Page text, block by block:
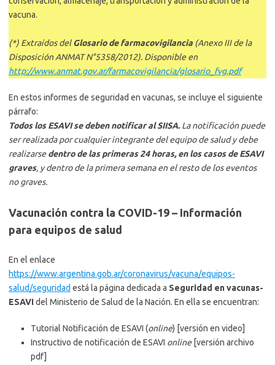
vacuna.
(*) Extraídos delGlosario de farmacovigilancia (Anexo III de la
Disposición ANMAT N°5358/2012). Disponible en
http://www.anmat.gov.ar/farmacovigilancia/glosario_fvg.pdf
En estos informes de seguridad en vacunas, se incluye el siguiente
párrafo:
Todos los ESAVI se deben notificar al SIISA.La notificación puede
ser realizada por cualquier integrante del equipo de salud y debe
realizarsedentro de las primeras 24 horas, en los casos de ESAVI
graves, y dentro de la primera semana en el resto de los eventos
no graves.
Vacunación contra la COVID-19 – Información
para equipos de salud
En el enlace
https://www.argentina.gob.ar/coronavirus/vacuna/equipos-
salud/seguridad está la página dedicada a Seguridad en vacunas-
ESAVIdel Ministerio de Salud de la Nación. En ella se encuentran:
Tutorial Notificación de ESAVI (online) [versión en video]
Instructivo de notificación de ESAVI online [versión archivo
pdf]